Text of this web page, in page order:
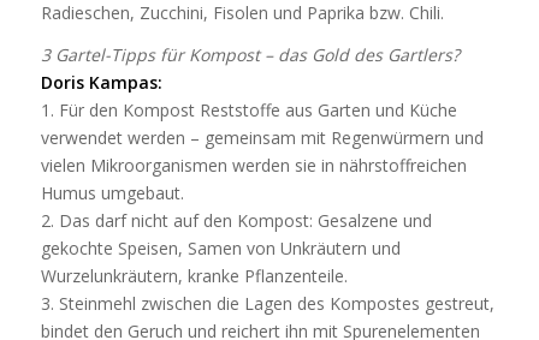
Radieschen, Zucchini, Fisolen und Paprika bzw. Chili.
3 Gartel-Tipps für Kompost – das Gold des Gartlers?
Doris Kampas:
1. Für den Kompost Reststoffe aus Garten und Küche
verwendet werden – gemeinsam mit Regenwürmern und
vielen Mikroorganismen werden sie in nährstoffreichen
Humus umgebaut.
2. Das darf nicht auf den Kompost: Gesalzene und
gekochte Speisen, Samen von Unkräutern und
Wurzelunkräutern, kranke Pflanzenteile.
3. Steinmehl zwischen die Lagen des Kompostes gestreut,
bindet den Geruch und reichert ihn mit Spurenelementen